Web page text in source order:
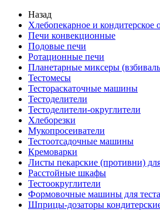
Назад
Хлебопекарное и кондитерское
Печи конвекционные
Подовые печи
Ротационные печи
Планетарные миксеры
Тестомесы
Тестораскаточные машины
Тестоделители
Тестоделители-округлители
Хлеборезки
Мукопросеиватели
Тестоотсадочные машины
Кремоварки
Листы пекарские (противни)
Расстойные шкафы
Тестоокруглители
Формовочные машины для теста
Шприцы-дозаторы